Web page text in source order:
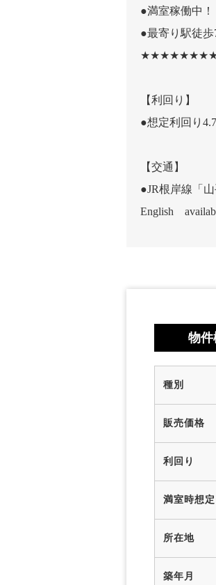
●満室稼働中！
●最寄り駅徒歩
【利回り】
●想定利回り
【交通】
●JR根岸線「
English
物件
種別
販売価格
利回り
満室時想
所在地
築年月